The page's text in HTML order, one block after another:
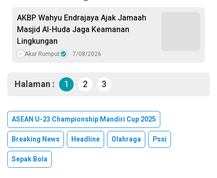
AKBP Wahyu Endrajaya Ajak Jamaah
Masjid Al-Huda Jaga Keamanan
Lingkungan
Akar Rumput 7/08/2026
Halaman : 1 2 3
ASEAN U-23 Championship Mandiri Cup 2025
Breaking News
Headline Olahraga
Pssi
Sepak Bola